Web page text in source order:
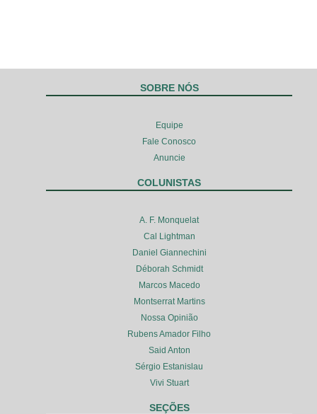
SOBRE NÓS
Equipe
Fale Conosco
Anuncie
COLUNISTAS
A. F. Monquelat
Cal Lightman
Daniel Giannechini
Déborah Schmidt
Marcos Macedo
Montserrat Martins
Nossa Opinião
Rubens Amador Filho
Said Anton
Sérgio Estanislau
Vivi Stuart
SEÇÕES